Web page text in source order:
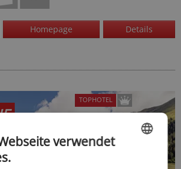
Homepage Details
TOPHOTEL
verwendet